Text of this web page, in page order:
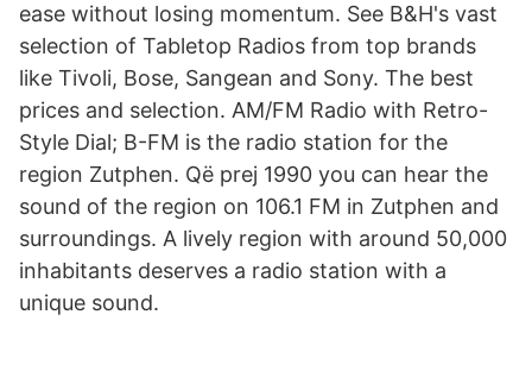
ease without losing momentum. See B&H's vast
selection of Tabletop Radios from top brands
like Tivoli, Bose, Sangean and Sony. The best
prices and selection. AM/FM Radio with Retro-
Style Dial; B-FM is the radio station for the
region Zutphen. Që prej 1990 you can hear the
sound of the region on 106.1 FM in Zutphen and
surroundings. A lively region with around 50,000
inhabitants deserves a radio station with a
unique sound.